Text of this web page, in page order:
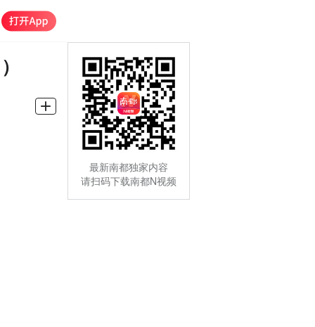
最新南都独家内容
请扫码下载南都N视频